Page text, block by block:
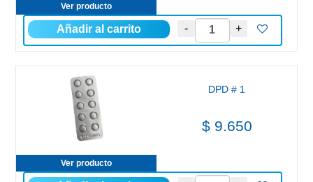
Ver producto
Ver producto
DPD # 1
$ 9.650